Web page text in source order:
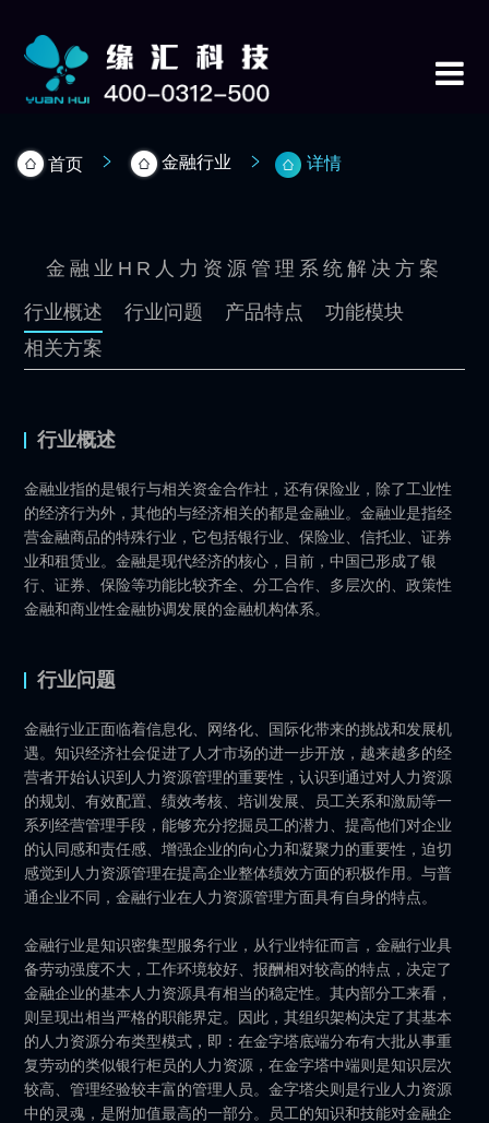
首页 金融行业 详情
金融业HR人力资源管理系统解决方案
行业概述
行业问题 产品特点
功能模块
相关方案
行业概述
金融业指的是银行与相关资金合作社，还有保险业，除了工业性
的经济行为外，其他的与经济相关的都是金融业。金融业是指经
营金融商品的特殊行业，它包括银行业、保险业、信托业、证券
业和租赁业。金融是现代经济的核心，目前，中国已形成了银
行、证券、保险等功能比较齐全、分工合作、多层次的、政策性
金融和商业性金融协调发展的金融机构体系。
行业问题
金融行业正面临着信息化、网络化、国际化带来的挑战和发展机
遇。知识经济社会促进了人才市场的进一步开放，越来越多的经
营者开始认识到人力资源管理的重要性，认识到通过对人力资源
的规划、有效配置、绩效考核、培训发展、员工关系和激励等一
系列经营管理手段，能够充分挖掘员工的潜力、提高他们对企业
的认同感和责任感、增强企业的向心力和凝聚力的重要性，迫切
感觉到人力资源管理在提高企业整体绩效方面的积极作用。与普
通企业不同，金融行业在人力资源管理方面具有自身的特点。
金融行业是知识密集型服务行业，从行业特征而言，金融行业具
备劳动强度不大，工作环境较好、报酬相对较高的特点，决定了
金融企业的基本人力资源具有相当的稳定性。其内部分工来看，
则呈现出相当严格的职能界定。因此，其组织架构决定了其基本
的人力资源分布类型模式，即：在金字塔底端分布有大批从事重
复劳动的类似银行柜员的人力资源，在金字塔中端则是知识层次
较高、管理经验较丰富的管理人员。金字塔尖则是行业人力资源
中的灵魂，是附加值最高的一部分。员工的知识和技能对金融企